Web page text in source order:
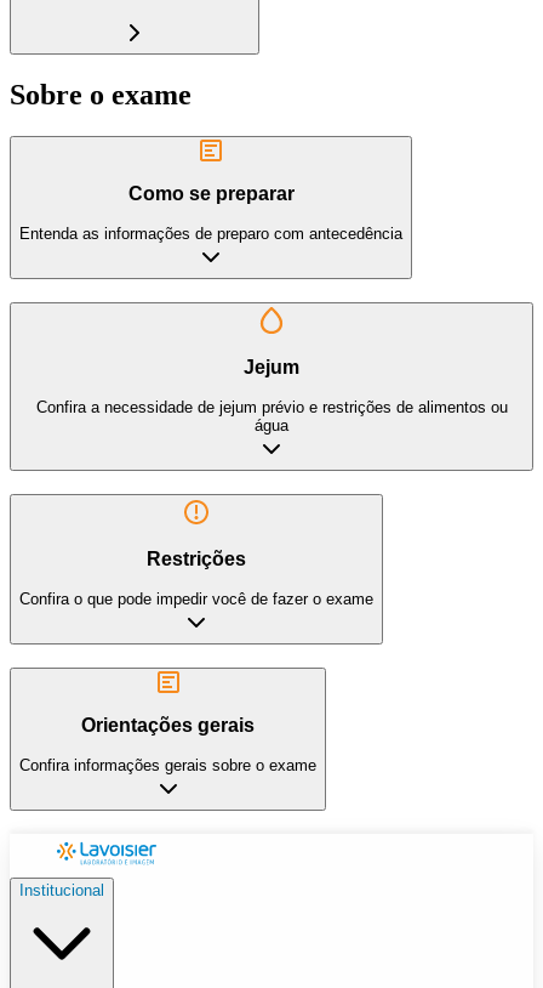
Sobre o exame
Como se preparar
Entenda as informações de preparo com antecedência
Jejum
Confira a necessidade de jejum prévio e restrições de alimentos ou
água
Restrições
Confira o que pode impedir você de fazer o exame
Orientações gerais
Confira informações gerais sobre o exame
Institucional